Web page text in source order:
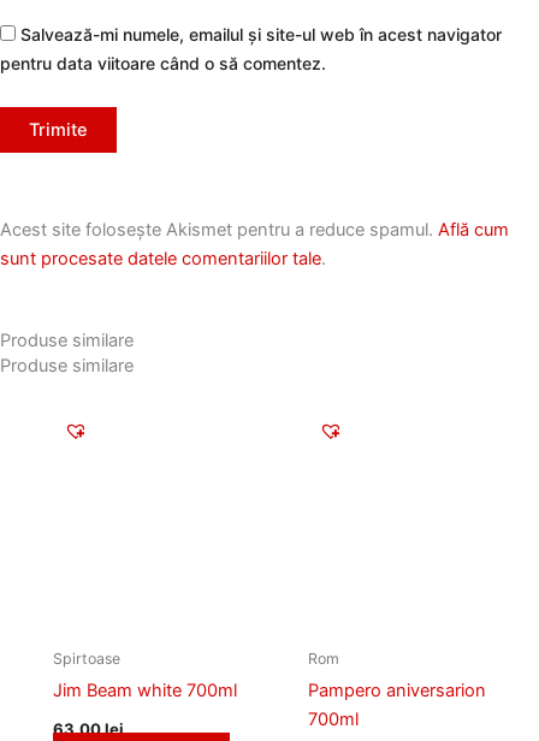
Salvează-mi numele, emailul și site-ul web în acest navigator
pentru data viitoare când o să comentez.
Acest site folosește Akismet pentru a reduce spamul. Află cum
sunt procesate datele comentariilor tale.
Produse similare
Produse similare
Spirtoase
Jim Beam white 700ml
63,00lei
Rom
Pampero aniversarion
700ml